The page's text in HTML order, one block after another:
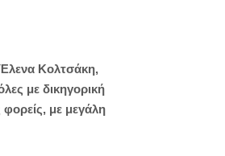
Κολτσάκη,
με δικηγορική
φορείς, με μεγάλη